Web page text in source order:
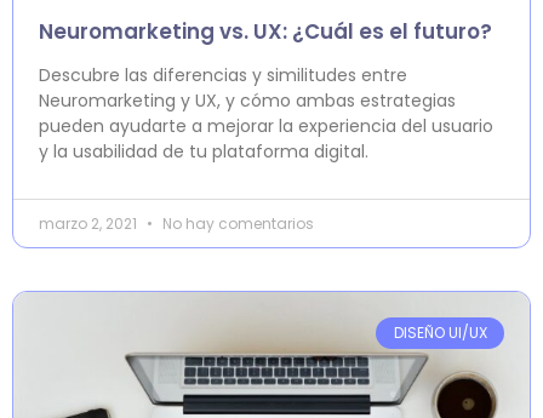
Neuromarketing vs. UX: ¿Cuál es el futuro?
Descubre las diferencias y similitudes entre
Neuromarketing y UX, y cómo ambas estrategias
pueden ayudarte a mejorar la experiencia del usuario
y la usabilidad de tu plataforma digital.
marzo 2, 2021 No hay comentarios
DISEÑO UI/UX